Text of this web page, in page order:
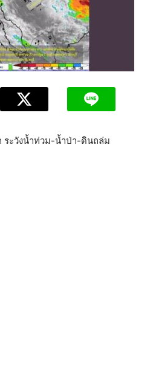
ระวังน้ำท่วม-น้ำป่า-ดินถล่ม